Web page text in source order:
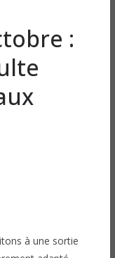
:
à une sortie